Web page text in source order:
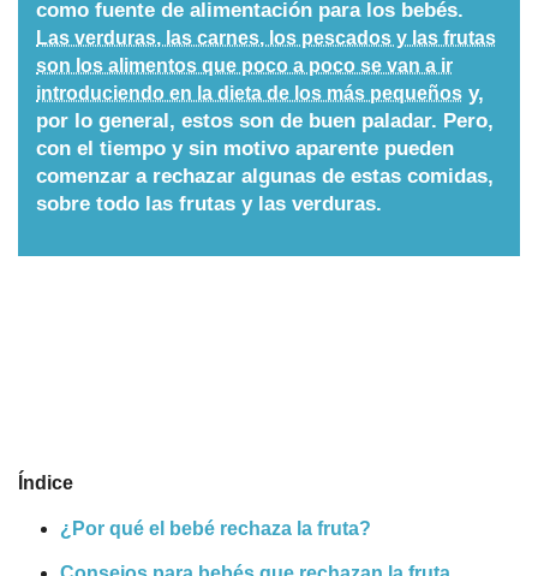
Nombres
Cuentos
como fuente de alimentación para los bebés.
Las verduras, las carnes, los pescados y las frutas
son los alimentos que poco a poco se van a ir
introduciendo en la dieta de los más pequeños y,
por lo general, estos son de buen paladar. Pero,
con el tiempo y sin motivo aparente pueden
comenzar a rechazar algunas de estas comidas,
sobre todo las frutas y las verduras.
Índice
¿Por qué el bebé rechaza la fruta?